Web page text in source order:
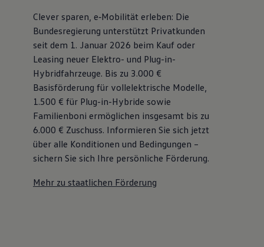
Kunden
Gesellschaft
Natur
Events
Rückblick VW Bus Festival 2023
75 Jahre Bulli Jubiläum
Bulli Magazin
Fahrzeugabholung ab Werk
Uptime
Clever sparen, e‑Mobilität erleben: Die
Bundesregierung unterstützt Privatkunden
seit dem 1. Januar 2026 beim Kauf oder
Leasing neuer Elektro- und Plug-in-
Hybridfahrzeuge. Bis zu 3.000 €
Basisförderung für vollelektrische Modelle,
1.500 € für Plug-in-Hybride sowie
Familienboni ermöglichen insgesamt bis zu
6.000 € Zuschuss⁠. Informieren Sie sich jetzt
über alle Konditionen und Bedingungen –
sichern Sie sich Ihre persönliche Förderung.
Mehr zu staatlichen Förderung